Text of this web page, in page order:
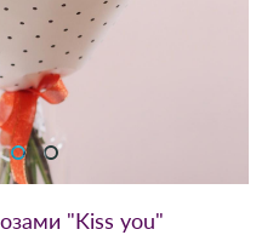
"Kiss you"